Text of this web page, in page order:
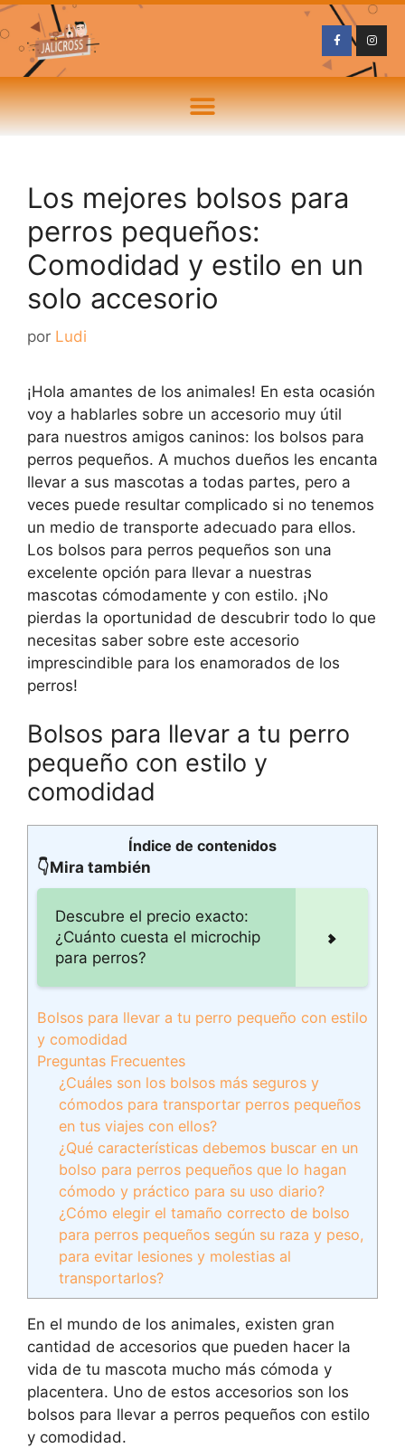
Los mejores bolsos para
perros pequeños:
Comodidad y estilo en un
solo accesorio
por Ludi
¡Hola amantes de los animales! En esta ocasión
voy a hablarles sobre un accesorio muy útil
para nuestros amigos caninos: los bolsos para
perros pequeños. A muchos dueños les encanta
llevar a sus mascotas a todas partes, pero a
veces puede resultar complicado si no tenemos
un medio de transporte adecuado para ellos.
Los bolsos para perros pequeños son una
excelente opción para llevar a nuestras
mascotas cómodamente y con estilo. ¡No
pierdas la oportunidad de descubrir todo lo que
necesitas saber sobre este accesorio
imprescindible para los enamorados de los
perros!
Bolsos para llevar a tu perro
pequeño con estilo y
comodidad
Índice de contenidos
👇Mira también
Descubre el precio exacto:
¿Cuánto cuesta el microchip
para perros?
Bolsos para llevar a tu perro pequeño con estilo
y comodidad
Preguntas Frecuentes
¿Cuáles son los bolsos más seguros y
cómodos para transportar perros pequeños
en tus viajes con ellos?
¿Qué características debemos buscar en un
bolso para perros pequeños que lo hagan
cómodo y práctico para su uso diario?
¿Cómo elegir el tamaño correcto de bolso
para perros pequeños según su raza y peso,
para evitar lesiones y molestias al
transportarlos?
En el mundo de los animales, existen gran
cantidad de accesorios que pueden hacer la
vida de tu mascota mucho más cómoda y
placentera. Uno de estos accesorios son los
bolsos para llevar a perros pequeños con estilo
y comodidad.